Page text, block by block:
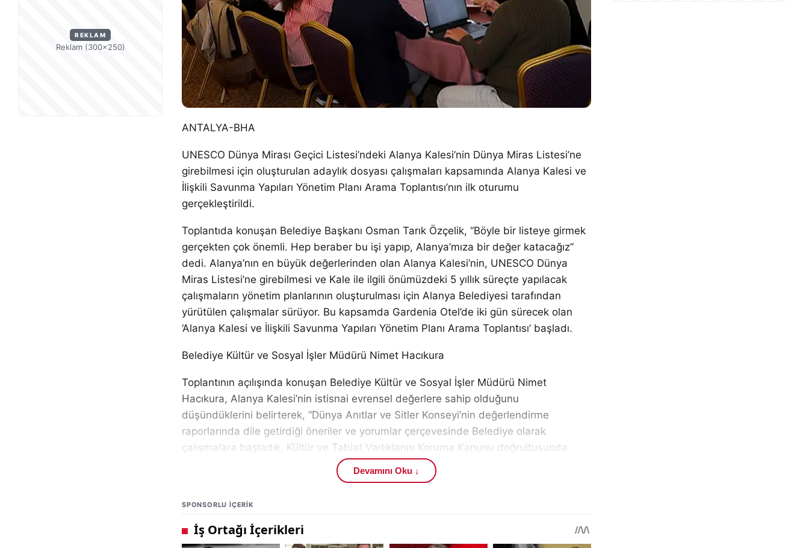
REKLAM
Reklam (300×250)
ANTALYA-BHA
UNESCO Dünya Mirası Geçici Listesi’ndeki Alanya Kalesi’nin Dünya Miras Listesi’ne
girebilmesi için oluşturulan adaylık dosyası çalışmaları kapsamında Alanya Kalesi ve
İlişkili Savunma Yapıları Yönetim Planı Arama Toplantısı’nın ilk oturumu
gerçekleştirildi.
Toplantıda konuşan Belediye Başkanı Osman Tarık Özçelik, “Böyle bir listeye girmek
gerçekten çok önemli. Hep beraber bu işi yapıp, Alanya’mıza bir değer katacağız”
dedi. Alanya’nın en büyük değerlerinden olan Alanya Kalesi’nin, UNESCO Dünya
Miras Listesi’ne girebilmesi ve Kale ile ilgili önümüzdeki 5 yıllık süreçte yapılacak
çalışmaların yönetim planlarının oluşturulması için Alanya Belediyesi tarafından
yürütülen çalışmalar sürüyor. Bu kapsamda Gardenia Otel’de iki gün sürecek olan
‘Alanya Kalesi ve İlişkili Savunma Yapıları Yönetim Planı Arama Toplantısı’ başladı.
Belediye Kültür ve Sosyal İşler Müdürü Nimet Hacıkura
Toplantının açılışında konuşan Belediye Kültür ve Sosyal İşler Müdürü Nimet
Hacıkura, Alanya Kalesi’nin istisnai evrensel değerlere sahip olduğunu
düşündüklerini belirterek, “Dünya Anıtlar ve Sitler Konseyi’nin değerlendirme
raporlarında dile getirdiği öneriler ve yorumlar çerçevesinde Belediye olarak
çalışmalara başladık. Kültür ve Tabiat Varlıklarını Koruma Kanunu doğrultusunda
sürdürülen çalışmalar, Belediyemiz ile Kültür ve Turizm Bakanlığı arasında imzalanan
iş birliği protokolüyle devam etmektedir. Gerek adaylık dosyasının hazırlanmasında
sebeple paydaşlarımız arasındaki iş birliğinin ve iletişimin güçlendirilmesini ayrıca
önem veriyoruz” dedi.
Devamını Oku ↓
SPONSORLU IÇERIK